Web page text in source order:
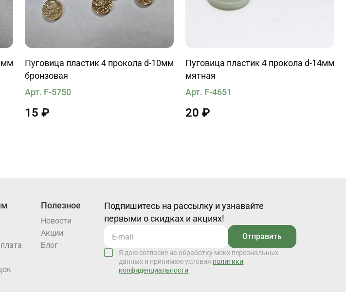
Пуговица пластик 4 прокола d-10мм
бронзовая
Арт. F-5750
15 ₽
Пуговица пластик 4 прокола d-14мм
мятная
Арт. F-4651
20 ₽
Полезное
Новости
Акции
Блог
Подпишитесь на рассылку и узнавайте
первыми о скидках и акциях!
Отправить
Я даю согласие на обработку моих персональных
данных и принимаю условия политики
конфиденциальности